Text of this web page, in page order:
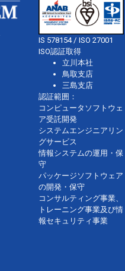
IS 578154 / ISO 27001
ISO認証取得
立川本社
鳥取支店
三島支店
認証範囲：
コンピュータソフトウェ
ア受託開発
システムエンジニアリン
グサービス
情報システムの運用・保
守
パッケージソフトウェア
の開発・保守
コンサルティング事業、
トレーニング事業及び情
報セキュリティ事業